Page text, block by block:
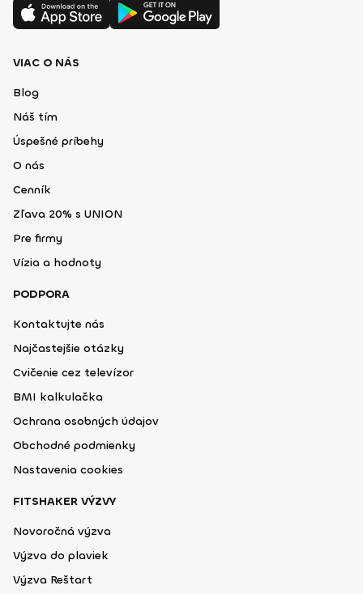
VIAC O NÁS
Blog
Náš tím
Úspešné príbehy
O nás
Cenník
Zľava 20% s UNION
Pre firmy
Vízia a hodnoty
PODPORA
Kontaktujte nás
Najčastejšie otázky
Cvičenie cez televízor
BMI kalkulačka
Ochrana osobných údajov
Obchodné podmienky
Nastavenia cookies
FITSHAKER VÝZVY
Novoročná výzva
Výzva do plaviek
Výzva Reštart